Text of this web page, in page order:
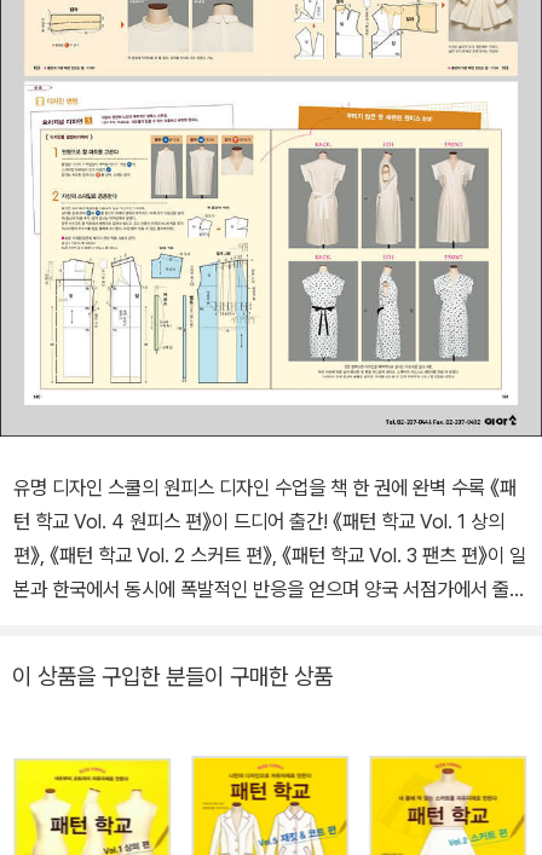
유명 디자인 스쿨의 원피스 디자인 수업을 책 한 권에 완벽 수록 《패
턴 학교 Vol. 4 원피스 편》이 드디어 출간! 《패턴 학교 Vol. 1 상의
편》, 《패턴 학교 Vol. 2 스커트 편》, 《패턴 학교 Vol. 3 팬츠 편》이 일
본과 한국에서 동시에 폭발적인 반응을 얻으며 양국 서점가에서 줄곧
기다렸다”는 뜨거운 리뷰와 함께 “Vol. 4 원피스 편, Vol 5 재킷 &
독자들의 요청까지 엄청나게 쏟아졌다. 《패턴 학교 Vol. 4 원피스
편》은 원피스를 구성하는 3가지 파트인 몸판, 소매, 칼라의 디자인과
패턴을 소개한다. 몸판 72, 소매 29, 칼라 29가지 다양한 스타일 변
이 상품을 구입한 분들이 구매한 상품